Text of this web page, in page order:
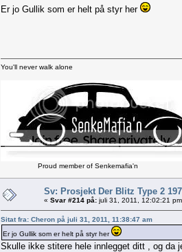
Er jo Gullik som er helt på styr her
You'll never walk alone
Proud member of Senkemafia'n
Sv: Prosjekt Der Blitz Type 2
« Svar #214 på: juli 31, 2011, 12:02:21
Sitat fra: Cheron på juli 31, 2011, 11:38:47 am
Er jo Gullik som er helt på styr her
Skulle ikke stitere hele innlegget ditt , og da